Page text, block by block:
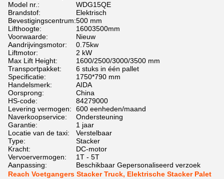
Model nr.:
WDG15QE
Brandstof:
Elektrisch
Bevestigingscentrum:500 mm
Lifthoogte:
16003500mm
Voorwaarde:
Nieuw
Aandrijvingsmotor:
0.75kw
Liftmotor:
2 kW
Max Lift Height:
1600/2500/3000/3500 mm
Transportpakket:
6 stuks in één pallet
Specificatie:
1750*790 mm
Handelsmerk:
AIDA
Oorsprong:
China
HS-code:
84279000
Levering vermogen:
600 eenheden/maand
Naverkoopservice:
Ondersteuning
Garantie:
1 jaar
Locatie van de taxi:
Verstelbaar
Type:
Stacker
Kracht:
DC-motor
Vervoervermogen:
1T - 5T
Aanpassing:
Beschikbaar Gepersonaliseerd verzoek
Reach Voetgangers Stacker Truck, Elektrische Stacker Palet